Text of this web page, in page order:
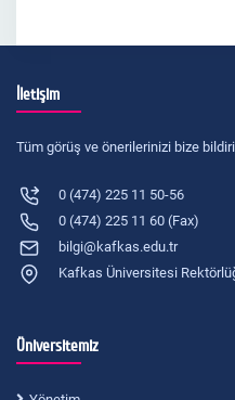
İletişim
Tüm görüş ve önerilerinizi bize
0 (474) 225 11 50-56
0 (474) 225 11 60 (Fax)
bilgi@kafkas.edu.tr
Kafkas Üniversitesi
Üniversitemiz